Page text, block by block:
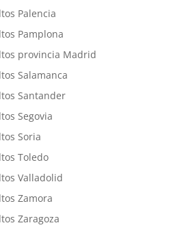
Palencia
Pamplona
provincia Madrid
Salamanca
Santander
Segovia
Soria
Toledo
Valladolid
Zamora
Zaragoza